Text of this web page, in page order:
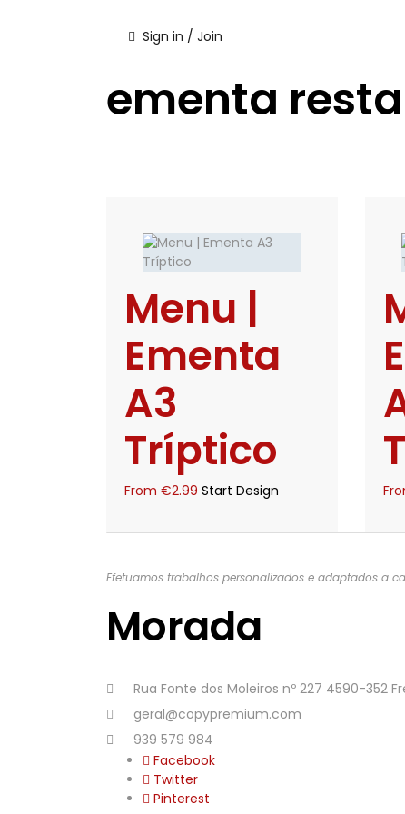
Sign in / Join
ementa
Menu |
Ementa
A3
Tríptico
From €2.99 Start Design
Efetuamos trabalhos personalizados e adaptados a
Morada
Rua Fonte dos Moleiros nº 227 4590-352
geral@copypremium.com
939 579 984
Facebook
Twitter
Pinterest